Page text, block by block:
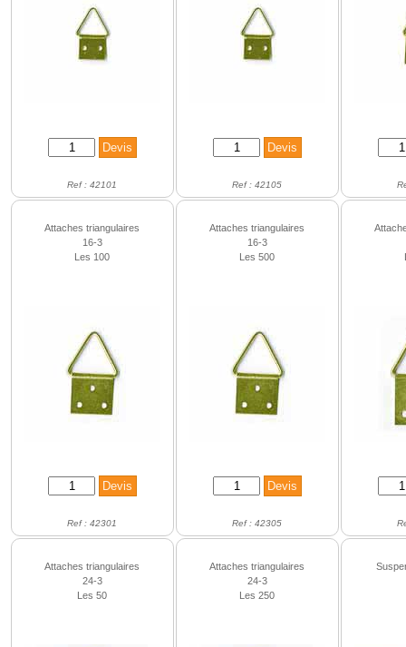
Ref : 42101 Ref : 42105
Attaches triangulaires
16-3
Les 100
Ref : 42301
Attaches triangulaires
16-3
Les 500
Ref : 42305
Attaches triangulaires
24-3
Les 50
Attaches triangulaires
24-3
Les 250